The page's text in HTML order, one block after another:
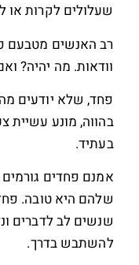
שעלולים לקרות או
רב האנשים מטבעם
וודאות. מה יהיה?
פחד, שלא יודעים
בהווה, מונע עשיית
בעתיד.
אמנם פחדים גורמים
שלהם היא טובה.
שנשים לב לדברים
להשתבש בדרך.